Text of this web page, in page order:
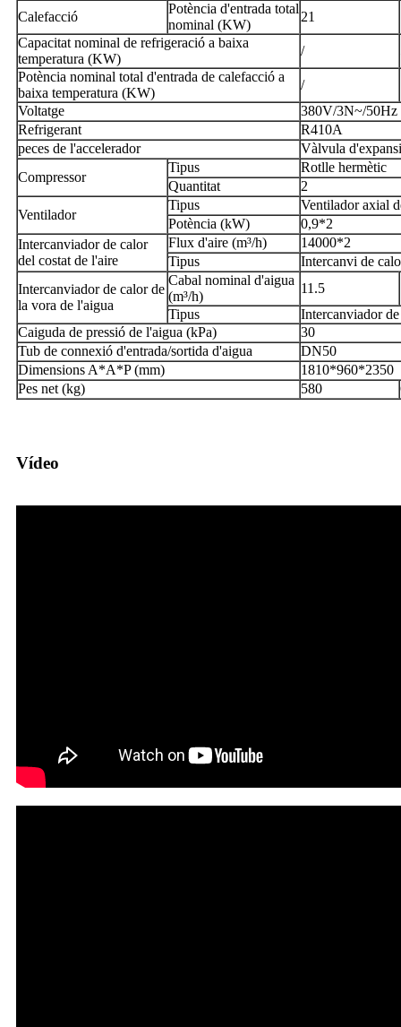
Calefacció
Potència d'entrada total
nominal (KW)
21
Capacitat nominal de refrigeració a baixa
temperatura (KW)
/
Potència nominal total d'entrada de calefacció a
baixa temperatura (KW)
/
Voltatge
380V/3N~/50Hz
Refrigerant
R410A
peces de l'accelerador
Vàlvula
Compressor
Tipus
Rotlle hermètic
Quantitat
2
Ventilador
Tipus
Ventilador axial
Potència (kW)
0,9*2
Intercanviador de calor
del costat de l'aire
Flux d'aire (m³/h)
14000*2
Tipus
Intercanvi de
Intercanviador de calor de
la vora de l'aigua
Cabal nominal d'aigua
(m³/h)
11.5
Tipus
Intercanviador
Caiguda de pressió de l'aigua (kPa)
30
Tub de connexió d'entrada/sortida d'aigua
DN50
Dimensions A*A*P (mm)
1810*960*2350
Pes net (kg)
580
Vídeo